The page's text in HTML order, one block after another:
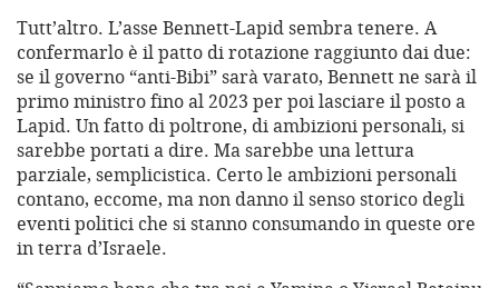
Tutt’altro. L’asse Bennett-Lapid sembra tenere. A
confermarlo è il patto di rotazione raggiunto dai due:
se il governo “anti-Bibi” sarà varato, Bennett ne sarà il
primo ministro fino al 2023 per poi lasciare il posto a
Lapid. Un fatto di poltrone, di ambizioni personali, si
sarebbe portati a dire. Ma sarebbe una lettura
parziale, semplicistica. Certo le ambizioni personali
contano, eccome, ma non danno il senso storico degli
eventi politici che si stanno consumando in queste ore
in terra d’Israele.